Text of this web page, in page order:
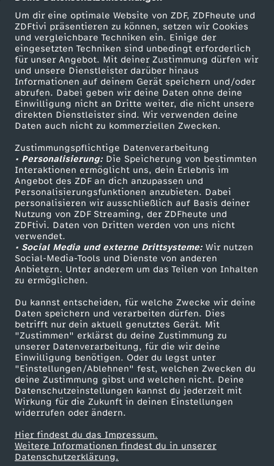
Um dir eine optimale Website von ZDF, ZDFheute und
ZDFtivi präsentieren zu können, setzen wir Cookies
und vergleichbare Techniken ein. Einige der
eingesetzten Techniken sind unbedingt erforderlich
für unser Angebot. Mit deiner Zustimmung dürfen wir
und unsere Dienstleister darüber hinaus
Informationen auf deinem Gerät speichern und/oder
abrufen. Dabei geben wir deine Daten ohne deine
Einwilligung nicht an Dritte weiter, die nicht unsere
direkten Dienstleister sind. Wir verwenden deine
Daten auch nicht zu kommerziellen Zwecken.
Zustimmungspflichtige Datenverarbeitung
• Personalisierung:Die Speicherung von bestimmten
Interaktionen ermöglicht uns, dein Erlebnis im
Angebot des ZDF an dich anzupassen und
Personalisierungsfunktionen anzubieten. Dabei
personalisieren wir ausschließlich auf Basis deiner
Nutzung von ZDF Streaming, der ZDFheute und
ZDFtivi. Daten von Dritten werden von uns nicht
verwendet.
• Social Media und externe Drittsysteme:Wir nutzen
Social-Media-Tools und Dienste von anderen
Anbietern. Unter anderem um das Teilen von Inhalten
zu ermöglichen.
Du kannst entscheiden, für welche Zwecke wir deine
Daten speichern und verarbeiten dürfen. Dies
betrifft nur dein aktuell genutztes Gerät. Mit
"Zustimmen" erklärst du deine Zustimmung zu
unserer Datenverarbeitung, für die wir deine
Einwilligung benötigen. Oder du legst unter
"Einstellungen/Ablehnen" fest, welchen Zwecken du
deine Zustimmung gibst und welchen nicht. Deine
Datenschutzeinstellungen kannst du jederzeit mit
Wirkung für die Zukunft in deinen Einstellungen
widerrufen oder ändern.
Hier findest du das Impressum.
Weitere Informationen findest du in unserer
Datenschutzerklärung.
-
B
a
r
e
s
f
ü
r
R
a
r
e
s
v
Mehr ZDF
ZDF-Apps
Smart TV
ZDFtext
Livestreams
Sendungen A-Z
TV-Programm
Service
ZDFmitreden
Kontakt zum ZDF
Tickets
Zuschauerservice
Hilfe
ZDF Unternehmen
Karriere
ZDF goes Schule
Werbefernsehen
Mainzelmännchen
Partner